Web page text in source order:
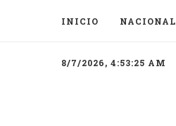
INICIO NACIONAL
8/7/2026, 4:53:25 AM